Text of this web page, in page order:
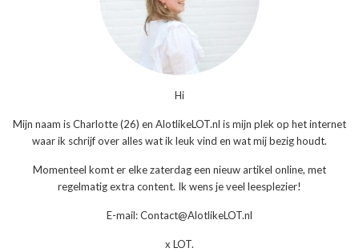
Hi
Mijn naam is Charlotte (26) en AlotlikeLOT.nl is mijn plek op het internet
waar ik schrijf over alles wat ik leuk vind en wat mij bezig houdt.
Momenteel komt er elke zaterdag een nieuw artikel online, met
regelmatig extra content. Ik wens je veel leesplezier!
E-mail: Contact@AlotlikeLOT.nl
x LOT.